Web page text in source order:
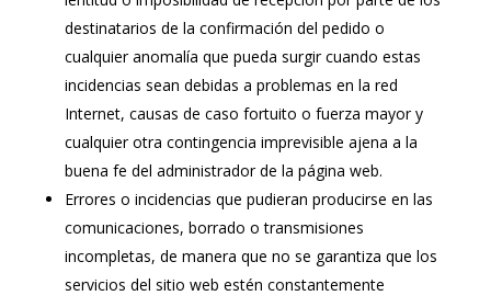
destinatarios de la confirmación del pedido o
cualquier anomalía que pueda surgir cuando estas
incidencias sean debidas a problemas en la red
Internet, causas de caso fortuito o fuerza mayor y
cualquier otra contingencia imprevisible ajena a la
buena fe del administrador de la página web.
Errores o incidencias que pudieran producirse en las
comunicaciones, borrado o transmisiones
incompletas, de manera que no se garantiza que los
servicios del sitio web estén constantemente